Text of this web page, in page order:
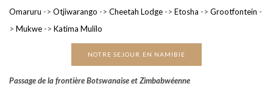
Omaruru -> Otjiwarango -> Cheetah Lodge -> Etosha -> Grootfontein -
> Mukwe -> Katima Mulilo
NOTRE SEJOUR EN NAMIBIE
Passage de la frontière Botswanaise et Zimbabwéenne